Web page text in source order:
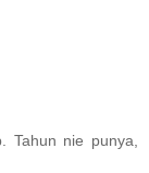
Tahun nie punya,